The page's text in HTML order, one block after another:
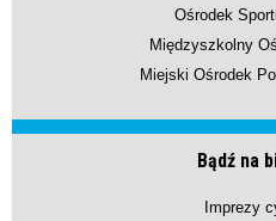
Ośrodek
Międzyszkolny
Miejski Ośrodek
Bądź na
Imprezy